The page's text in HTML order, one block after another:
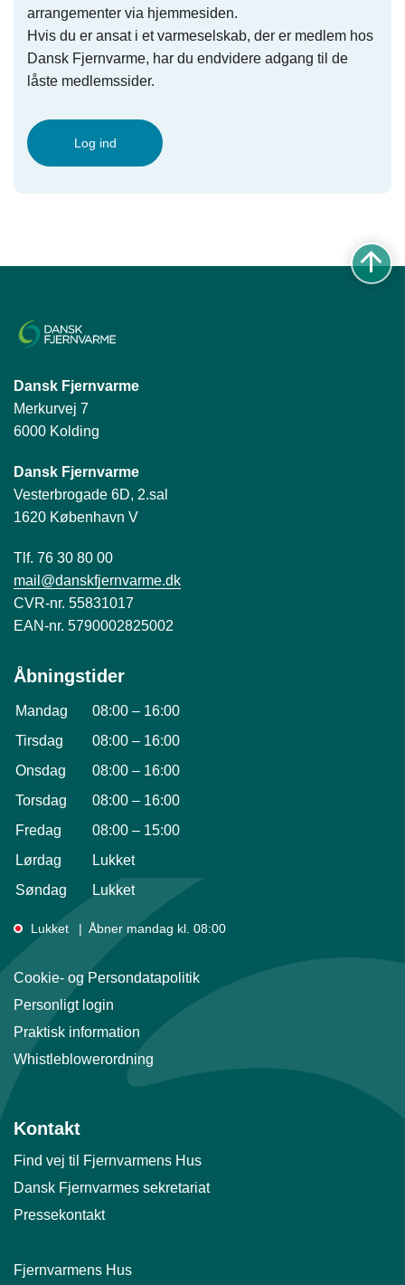
arrangementer via hjemmesiden.
Hvis du er ansat i et varmeselskab, der er medlem hos
Dansk Fjernvarme, har du endvidere adgang til de
låste medlemssider.
Log ind
Dansk Fjernvarme
Merkurvej 7
6000 Kolding
Dansk Fjernvarme
Vesterbrogade 6D, 2.sal
1620 København V
Tlf. 76 30 80 00
mail@danskfjernvarme.dk
CVR-nr. 55831017
EAN-nr. 5790002825002
Åbningstider
Mandag 08:00 – 16:00
Tirsdag
08:00 – 16:00
Onsdag
08:00 – 16:00
Torsdag
08:00 – 16:00
Fredag
08:00 – 15:00
Lørdag
Lukket
Søndag
Lukket
Lukket Åbner mandag kl. 08:00
Cookie- og Persondatapolitik
Personligt login
Praktisk information
Whistleblowerordning
Kontakt
Find vej til Fjernvarmens Hus
Dansk Fjernvarmes sekretariat
Pressekontakt
Fjernvarmens Hus